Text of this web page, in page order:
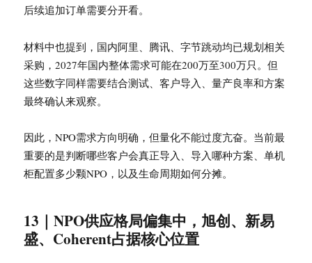
后续追加订单需要分开看。
材料中也提到，国内阿里、腾讯、字节跳动均已规划相关
采购，2027年国内整体需求可能在200万至300万只。但
这些数字同样需要结合测试、客户导入、量产良率和方案
最终确认来观察。
因此，NPO需求方向明确，但量化不能过度亢奋。当前最
重要的是判断哪些客户会真正导入、导入哪种方案、单机
柜配置多少颗NPO，以及生命周期如何分摊。
13｜NPO供应格局偏集中，旭创、新易
盛、Coherent占据核心位置